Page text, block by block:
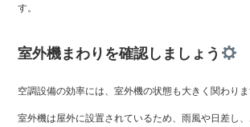
す。
室外機まわりを確認しましょう
空調設備の効率には、室外機の状態も大きく関わりま
室外機は屋外に設置されているため、雨風や日差し